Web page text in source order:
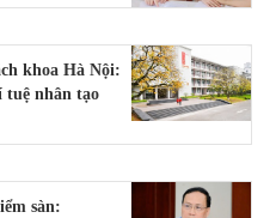
khoa Hà Nội:
tuệ nhân tạo
sàn: